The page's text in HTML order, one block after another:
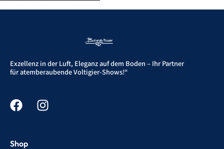
Exzellenz in der Luft, Eleganz auf dem Boden – Ihr Partner
für atemberaubende Voltigier-Shows!“
Shop